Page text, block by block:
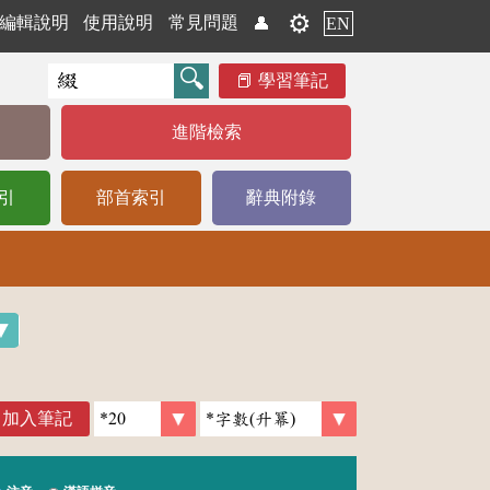
編輯說明 使用說明 常見問題 👤 ⚙️ EN
學習筆記
進階檢索
部首索引 辭典附錄
加入筆記